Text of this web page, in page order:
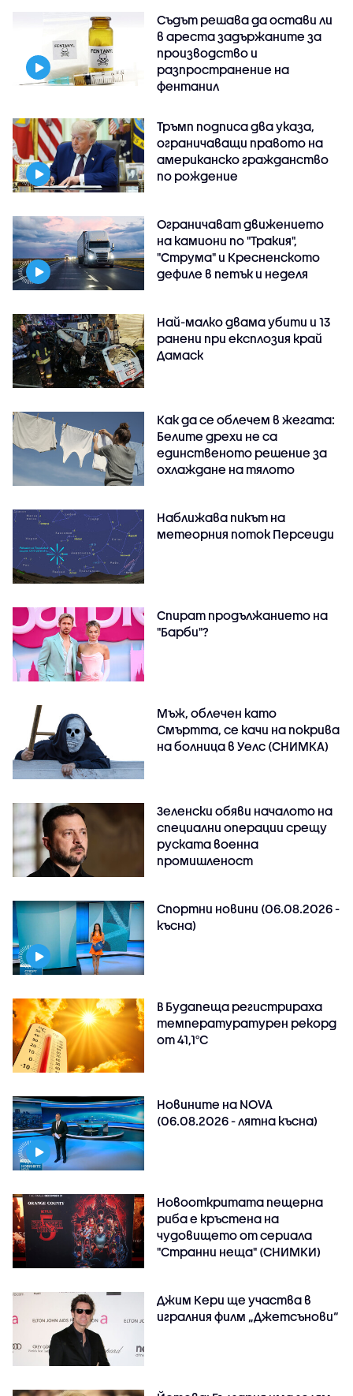
Съдът решава да остави ли
в ареста задържаните за
производство и
разпространение на
фентанил
Тръмп подписа два указа,
ограничаващи правото на
американско гражданство
по рождение
Ограничават движението
на камиони по "Тракия",
"Струма" и Кресненското
дефиле в петък и неделя
Най-малко двама убити и 13
ранени при експлозия край
Дамаск
Как да се облечем в жегата:
Белите дрехи не са
единственото решение за
охлаждане на тялото
Наближава пикът на
метеорния поток Персеиди
Спират продължанието на
"Барби"?
Мъж, облечен като
Смъртта, се качи на покрива
на болница в Уелс (СНИМКА)
Зеленски обяви началото на
специални операции срещу
руската военна
промишленост
Спортни новини (06.08.2026 -
късна)
В Будапеща регистрираха
температуратурен рекорд
от 41,1°C
Новините на NOVA
(06.08.2026 - лятна късна)
Новооткритата пещерна
риба е кръстена на
чудовището от сериала
"Странни неща" (СНИМКИ)
Джим Кери ще участва в
игралния филм „Джетсънови“